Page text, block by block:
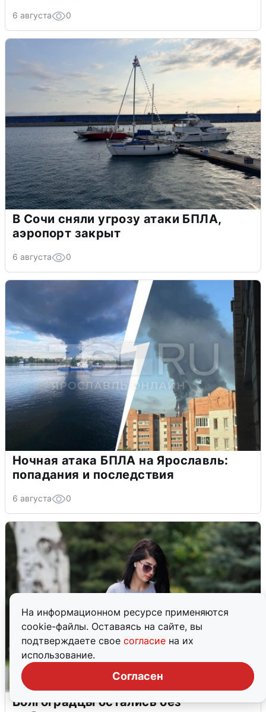
На информационном ресурсе применяются
cookie-файлы. Оставаясь на сайте, вы
подтверждаете свое согласие на их
использование.
Согласен
6 августа 0
В Сочи сняли угрозу атаки БПЛА,
аэропорт закрыт
6 августа 0
Ночная атака БПЛА на Ярославль:
попадания и последствия
6 августа 0
Волгоградцы остались без